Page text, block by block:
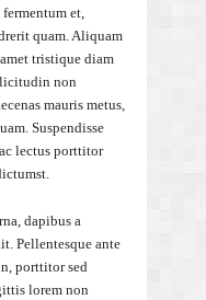
et,
quam. Aliquam
tristique diam
non
mauris metus,
Suspendisse
lectus porttitor
dapibus a
Pellentesque ante
porttitor sed
lorem non